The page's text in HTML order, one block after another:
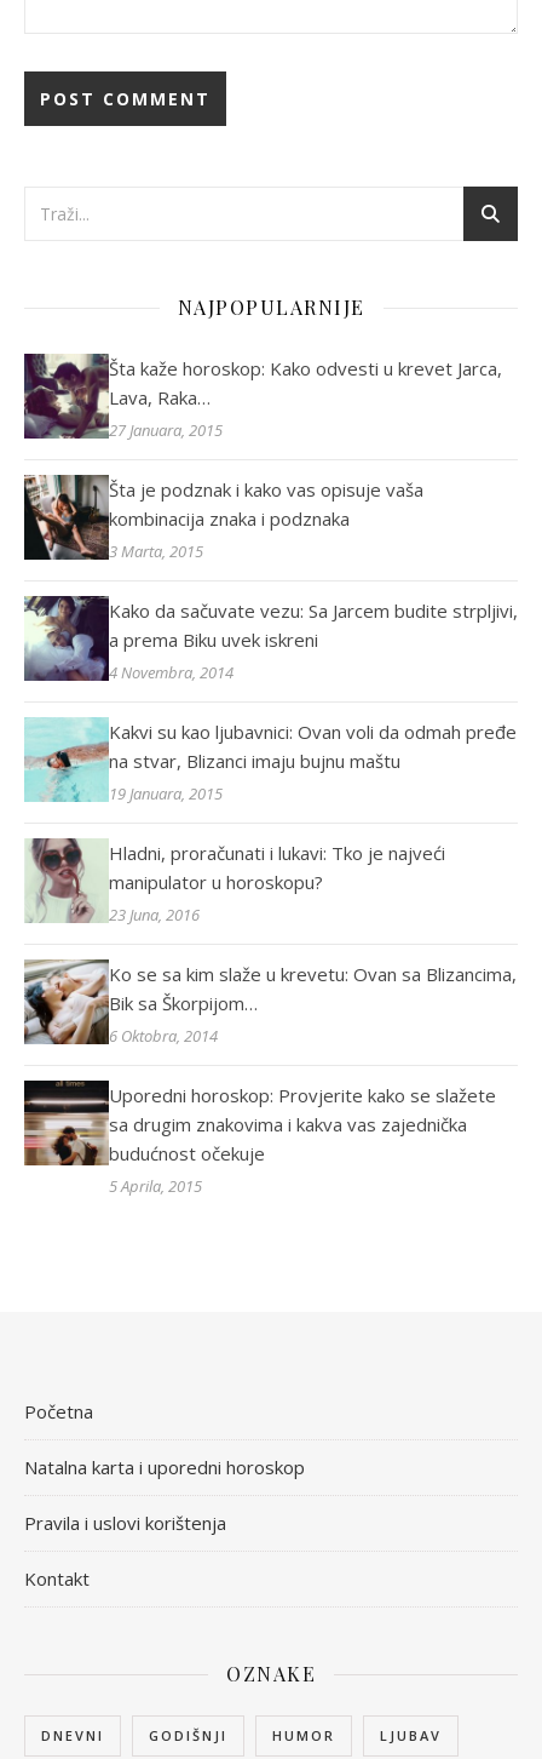
NAJPOPULARNIJE
Šta kaže horoskop: Kako odvesti u krevet Jarca,
Lava, Raka…
27 Januara, 2015
Šta je podznak i kako vas opisuje vaša
kombinacija znaka i podznaka
3 Marta, 2015
Kako da sačuvate vezu: Sa Jarcem budite strpljivi,
a prema Biku uvek iskreni
4 Novembra, 2014
Kakvi su kao ljubavnici: Ovan voli da odmah pređe
na stvar, Blizanci imaju bujnu maštu
19 Januara, 2015
Hladni, proračunati i lukavi: Tko je najveći
manipulator u horoskopu?
23 Juna, 2016
Ko se sa kim slaže u krevetu: Ovan sa Blizancima,
Bik sa Škorpijom…
6 Oktobra, 2014
Uporedni horoskop: Provjerite kako se slažete
sa drugim znakovima i kakva vas zajednička
budućnost očekuje
5 Aprila, 2015
Početna
Natalna karta i uporedni horoskop
Pravila i uslovi korištenja
Kontakt
OZNAKE
DNEVNI GODIŠNJI HUMOR LJUBAV